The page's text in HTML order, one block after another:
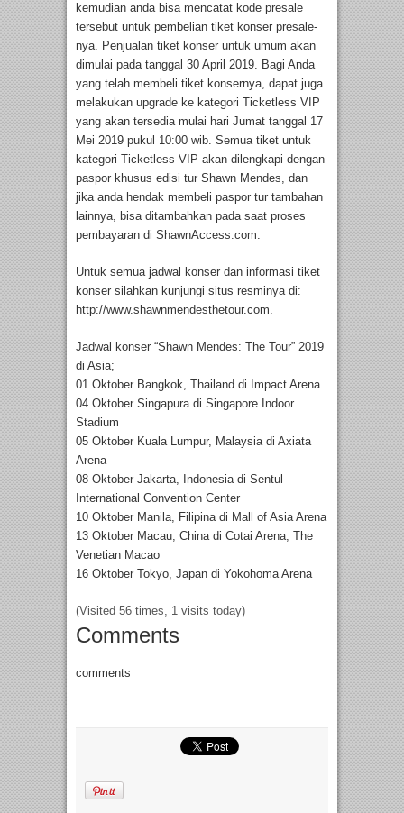
kemudian anda bisa mencatat kode presale
tersebut untuk pembelian tiket konser presale-
nya. Penjualan tiket konser untuk umum akan
dimulai pada tanggal 30 April 2019. Bagi Anda
yang telah membeli tiket konsernya, dapat juga
melakukan upgrade ke kategori Ticketless VIP
yang akan tersedia mulai hari Jumat tanggal 17
Mei 2019 pukul 10:00 wib. Semua tiket untuk
kategori Ticketless VIP akan dilengkapi dengan
paspor khusus edisi tur Shawn Mendes, dan
jika anda hendak membeli paspor tur tambahan
lainnya, bisa ditambahkan pada saat proses
pembayaran di ShawnAccess.com.
Untuk semua jadwal konser dan informasi tiket
konser silahkan kunjungi situs resminya di:
http://www.shawnmendesthetour.com.
Jadwal konser “Shawn Mendes: The Tour” 2019
di Asia;
01 Oktober Bangkok, Thailand di Impact Arena
04 Oktober Singapura di Singapore Indoor
Stadium
05 Oktober Kuala Lumpur, Malaysia di Axiata
Arena
08 Oktober Jakarta, Indonesia di Sentul
International Convention Center
10 Oktober Manila, Filipina di Mall of Asia Arena
13 Oktober Macau, China di Cotai Arena, The
Venetian Macao
16 Oktober Tokyo, Japan di Yokohoma Arena
(Visited 56 times, 1 visits today)
Comments
comments